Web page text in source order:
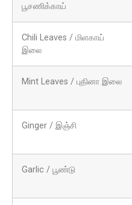
பூசணிக்காய்
Chili Leaves / மிளகாய்
இலை
Mint Leaves / புதினா இலை
Ginger / இஞ்சி
Garlic / பூண்டு